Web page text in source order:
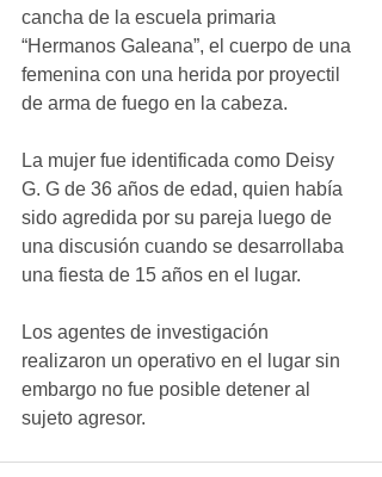
cancha de la escuela primaria
“Hermanos Galeana”, el cuerpo de una
femenina con una herida por proyectil
de arma de fuego en la cabeza.
La mujer fue identificada como Deisy
G. G de 36 años de edad, quien había
sido agredida por su pareja luego de
una discusión cuando se desarrollaba
una fiesta de 15 años en el lugar.
Los agentes de investigación
realizaron un operativo en el lugar sin
embargo no fue posible detener al
sujeto agresor.